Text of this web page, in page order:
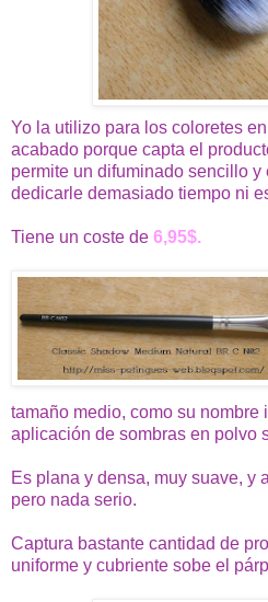
Yo la utilizo para los coloretes
acabado porque capta el
permite un difuminado sencillo y
dedicarle demasiado tiempo ni
Tiene un coste de 6,95$.
tamaño medio, como su nombre
aplicación de sombras en polvo
Es plana y densa, muy suave, y
pero nada serio.
Captura bastante cantidad de
uniforme y cubriente sobe el